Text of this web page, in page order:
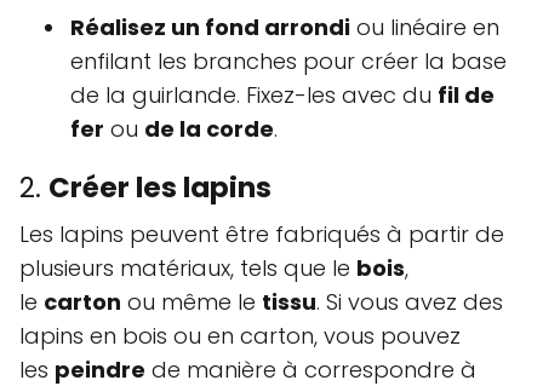
Réalisez un fond arrondi ou linéaire en
enfilant les branches pour créer la base
de la guirlande. Fixez-les avec du fil de
fer ou de la corde.
2. Créer les lapins
Les lapins peuvent être fabriqués à partir de
plusieurs matériaux, tels que le bois,
le carton ou même le tissu. Si vous avez des
lapins en bois ou en carton, vous pouvez
les peindre de manière à correspondre à